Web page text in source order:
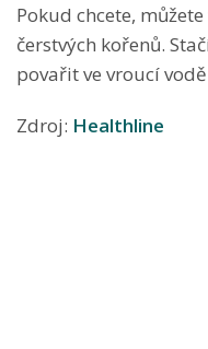
Pokud chcete,
čerstvých kořenů.
povařit ve vroucí
Zdroj: Healthline